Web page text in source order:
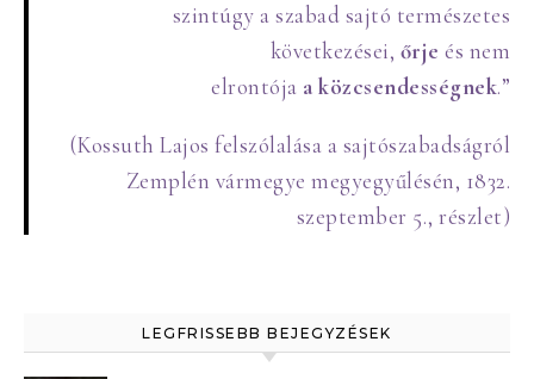
szintúgy a szabad sajtó természetes
következései, őrje és nem
elrontója a közcsendességnek.”
(Kossuth Lajos felszólalása a sajtószabadságról
Zemplén vármegye megyegyűlésén, 1832.
szeptember 5., részlet)
LEGFRISSEBB BEJEGYZÉSEK